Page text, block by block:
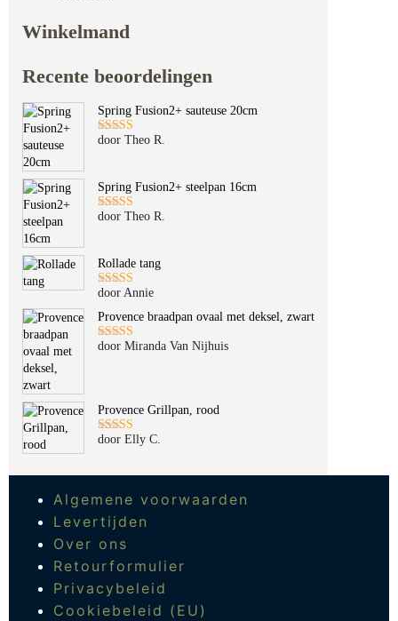
Winkelmand
Recente beoordelingen
Spring Fusion2+ sauteuse 20cm
Gewaardeerd
door Theo R.
Spring Fusion2+ steelpan 16cm
Gewaardeerd
door Theo R.
Rollade tang
Gewaardeerd
door Annie
Provence braadpan ovaal met deksel, zwart
Gewaardeerd
door Miranda Van Nijhuis
Provence Grillpan, rood
Gewaardeerd
door Elly C.
Algemene voorwaarden
Levertijden
Over ons
Retourformulier
Privacybeleid
Cookiebeleid (EU)